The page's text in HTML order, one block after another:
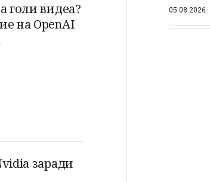
голи видеа?
на OpenAI
заради
05.08.2026